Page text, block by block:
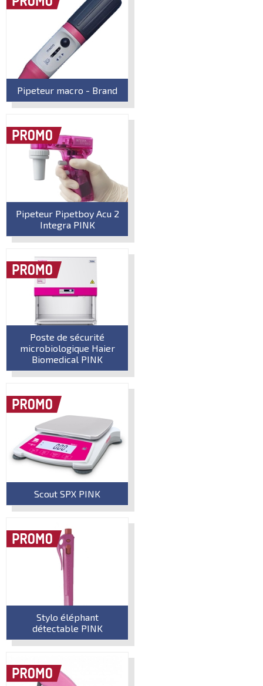
Pipeteur macro - Brand
Pipeteur Pipetboy Acu 2
Integra PINK
Poste de sécurité
microbiologique Haier
Biomedical PINK
Scout SPX PINK
Stylo éléphant
détectable PINK